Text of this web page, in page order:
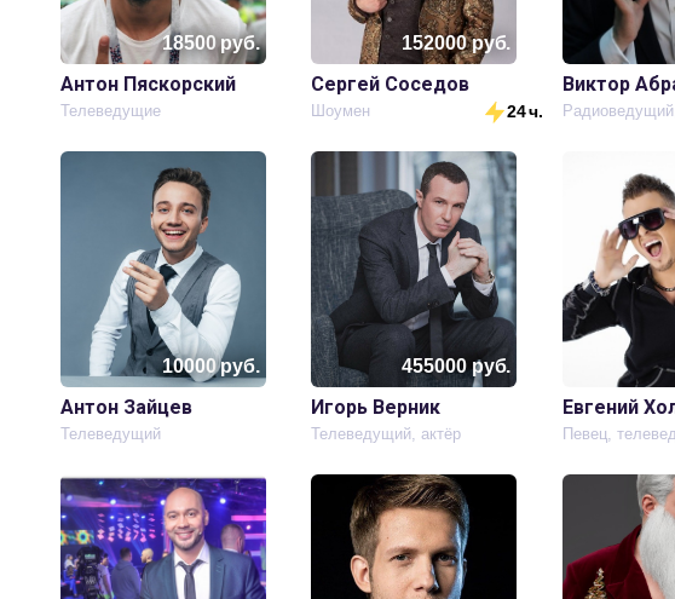
18500руб.
Антон Пяскорский
Телеведущие
152000руб.
Сергей Соседов
Шоумен 24 ч.
Виктор
10000руб.
Антон Зайцев
Телеведущий
455000руб.
Игорь Верник
Телеведущий, актёр
Евгений
Певец,